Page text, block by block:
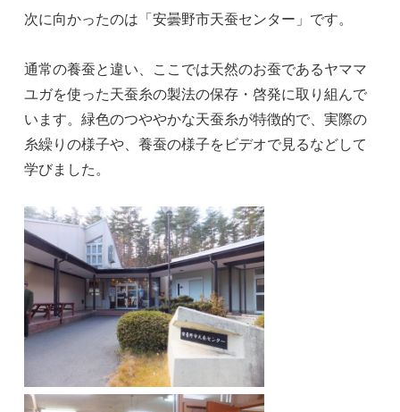
次に向かったのは「安曇野市天蚕センター」です。
通常の養蚕と違い、ここでは天然のお蚕であるヤママ
ユガを使った天蚕糸の製法の保存・啓発に取り組んで
います。緑色のつややかな天蚕糸が特徴的で、実際の
糸繰りの様子や、養蚕の様子をビデオで見るなどして
学びました。